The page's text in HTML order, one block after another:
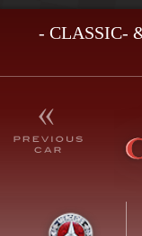
- CLASSIC-